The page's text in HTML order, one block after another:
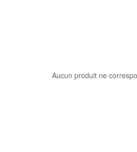
Aucun produit ne